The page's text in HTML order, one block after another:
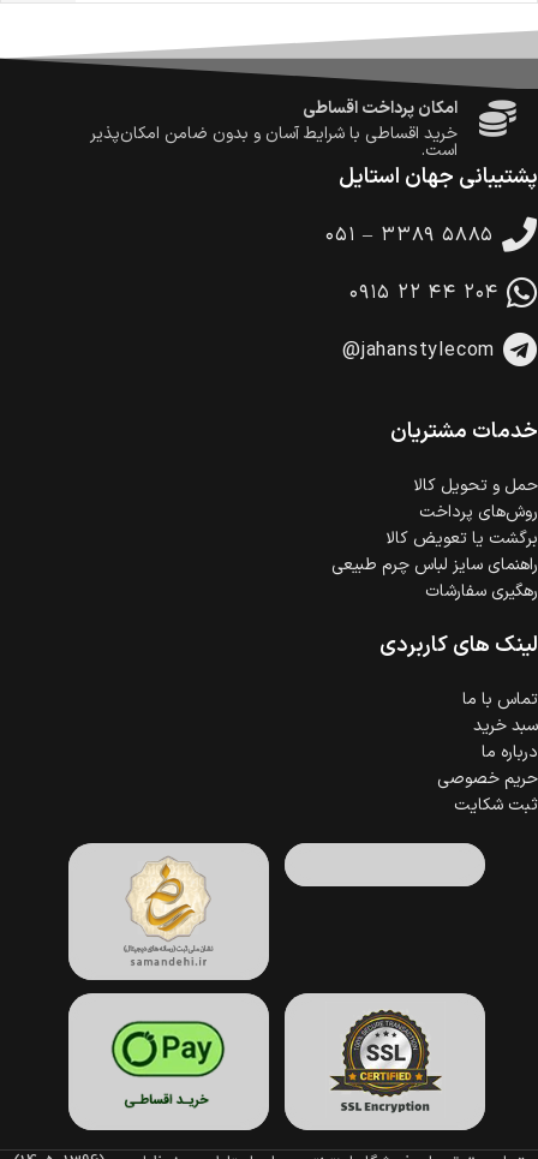
امکان پرداخت در محل
در هنگام خرید محصول، امکان انتخاب پرداخت در محل
وجود دارد.
امکان پرداخت اقساطی
خرید اقساطی با شرایط آسان و بدون ضامن امکان‌پذیر
است.
ضمانت اصالت کالا
پشتیبانی جهان استایل
۰۵۱ – ۳۳۸۹ ۵۸۸۵
۰۹۱۵ ۲۲ ۴۴ ۲۰۴
@jahanstylecom
خدمات مشتریان
حمل‌ و تحویل کالا
روش‌های پرداخت
برگشت یا تعویض کالا
راهنمای سایز لباس چرم طبیعی
رهگیری سفارشات
لینک های کاربردی
تماس با ما
سبد خرید
درباره ما
حریم خصوصی
ثبت شکایت